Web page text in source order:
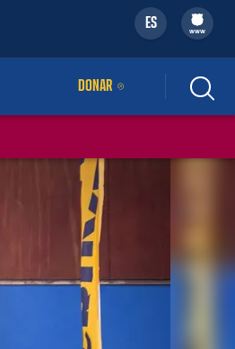
ES
filled-badge
www
DONARENLACE EXTERNO